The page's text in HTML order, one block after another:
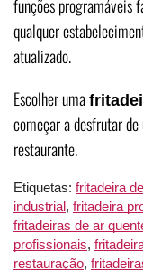
funções programáveis
qualquer
atualizado.
Escolher uma
começar a desfrutar de
restaurante.
Etiquetas: fritadeira
industrial, fritadeira
fritadeiras de ar
profissionais,
restauração,